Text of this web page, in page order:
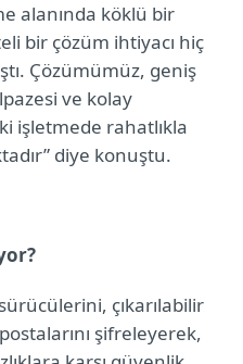
alanında köklü bir
bir çözüm ihtiyacı hiç
Çözümümüz, geniş
ve kolay
işletmede rahatlıkla
diye konuştu.
çıkarılabilir
şifreleyerek,